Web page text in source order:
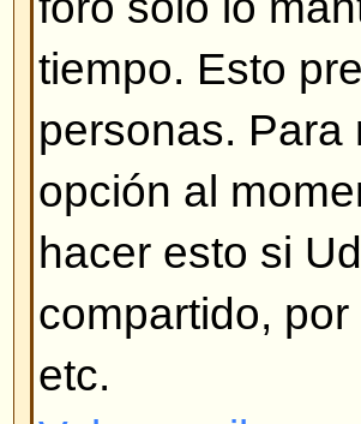
soporte para
13 añosmientras se
las instrucciones
entonces su cuenta
su correo y vea las
algunos foros dejan
cuentas y otros
administrador. Si no
correo sea correcto.